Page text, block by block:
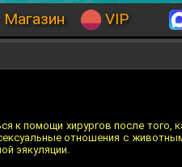
Магазин VIP
к помощи хирургов после того,
отношения с
эякуляции.